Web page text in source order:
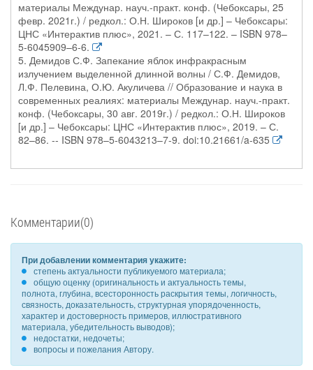
материалы Междунар. науч.-практ. конф. (Чебоксары, 25
февр. 2021г.) / редкол.: О.Н. Широков [и др.] – Чебоксары:
ЦНС «Интерактив плюс», 2021. – С. 117–122. – ISBN 978–
5-6045909–6-6.
5. Демидов С.Ф. Запекание яблок инфракрасным
излучением выделенной длинной волны / С.Ф. Демидов,
Л.Ф. Пелевина, О.Ю. Акуличева // Образование и наука в
современных реалиях: материалы Междунар. науч.-практ.
конф. (Чебоксары, 30 авг. 2019г.) / редкол.: О.Н. Широков
[и др.] – Чебоксары: ЦНС «Интерактив плюс», 2019. – С.
82–86. -- ISBN 978–5-6043213–7-9. doi:10.21661/a-635
Комментарии(0)
При добавлении комментария укажите:
степень актуальности публикуемого материала;
общую оценку (оригинальность и актуальность темы,
полнота, глубина, всесторонность раскрытия темы, логичность,
связность, доказательность, структурная упорядоченность,
характер и достоверность примеров, иллюстративного
материала, убедительность выводов);
недостатки, недочеты;
вопросы и пожелания Автору.